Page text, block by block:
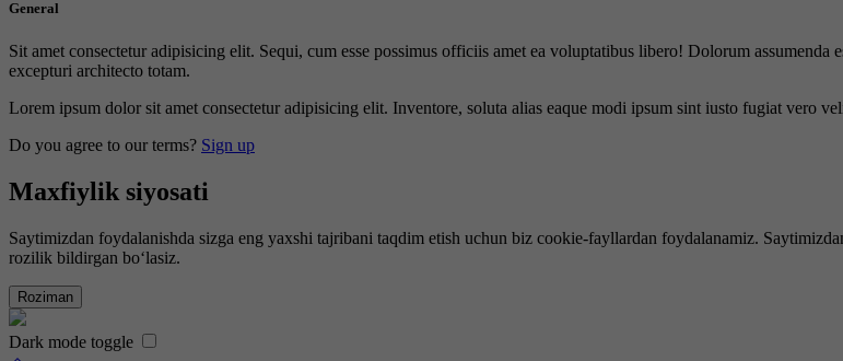
General
Sit amet consectetur adipisicing elit. Sequi, cum esse possimus officiis amet ea voluptatibus libero! Dolorum assumenda
excepturi architecto totam.
Lorem ipsum dolor sit amet consectetur adipisicing elit. Inventore, soluta alias eaque modi ipsum sint iusto fugiat vero
Do you agree to our terms? Sign up
Maxfiylik siyosati
Saytimizdan foydalanishda sizga eng yaxshi tajribani taqdim etish uchun biz cookie-fayllardan foydalanamiz.
rozilik bildirgan bo‘lasiz.
Roziman
Dark mode toggle